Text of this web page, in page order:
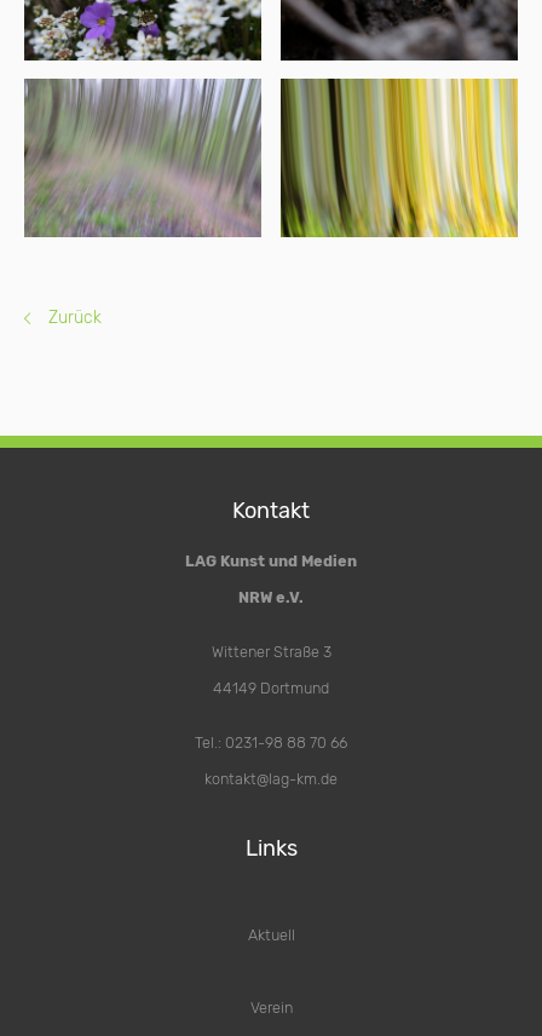
Zurück
Kontakt
LAG Kunst und Medien
NRW e.V.
Wittener Straße 3
44149 Dortmund
Tel.: 0231-98 88 70 66
kontakt@lag-km.de
Links
Aktuell
Verein